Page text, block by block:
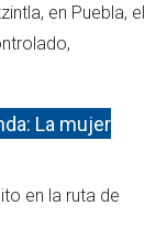
en Puebla, el
La mujer
en la ruta de